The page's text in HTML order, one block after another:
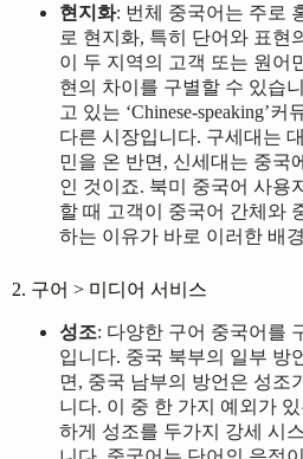
현지화: 번체 중국어는 주로
로 현지화, 특히 단어와 표현
이 두 지역의 고객 또는 원어
현의 차이를 구별할 수 있습
고 있는 ‘Chinese-speaking’
다른 시장입니다. 구세대는
민을 온 반면, 신세대는 중국
인 것이죠. 북미 중국어 사용
할 때 고객이 중국어 간체와
하는 이유가 바로 이러한 배
2. 구어 > 미디어 서비스
성조: 다양한 구어 중국어를
입니다. 중국 북부의 일부 방
면, 중국 남부의 방언은 성조
니다. 이 중 한 가지 예외가
하게 성조를 두가지 강세 시